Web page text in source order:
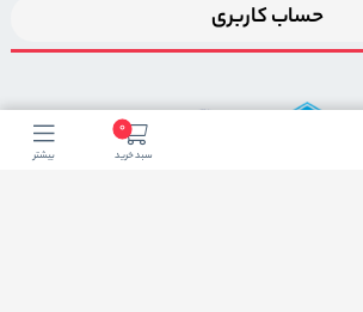
0
سبد خرید بیشتر
حساب کاربری